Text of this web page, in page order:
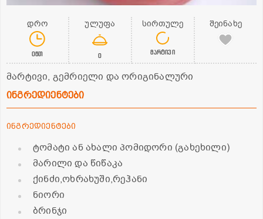
დრო
0წთ
ულუფა
0
სირთულე
მარტივი
შეინახე
მარტივი, გემრიელი და ორიგინალური
ინგრედიენტები
ინგრედიენტები
ტომატი ან ახალი პომიდორი (გახეხილი)
მარილი და წიწაკა
ქინძი,ოხრახუში,რეჰანი
ნიორი
ბრინჯი